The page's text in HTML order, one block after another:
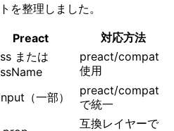
を整理しました。
Preact
対応方法
または
preact/compat
使用
（一部）
preact/compat
で統一
互換レイヤーで